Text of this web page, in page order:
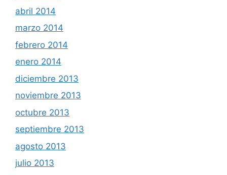
abril 2014
marzo 2014
febrero 2014
enero 2014
diciembre 2013
noviembre 2013
octubre 2013
septiembre 2013
agosto 2013
julio 2013